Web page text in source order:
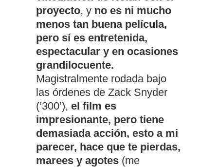
proyecto, y no es ni mucho
menos tan buena película,
pero sí es entretenida,
espectacular y en ocasiones
grandilocuente.
Magistralmente rodada bajo
las órdenes de Zack Snyder
(‘300’), el film es
impresionante, pero tiene
demasiada acción, esto a mi
parecer, hace que te pierdas,
marees y agotes (me